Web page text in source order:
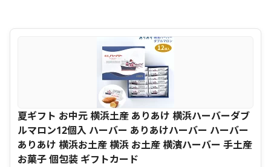
夏ギフト お中元 横浜土産 ありあけ 横浜ハーバーダブ
ルマロン12個入 ハーバー ありあけハーバー ハーバー
ありあけ 横浜お土産 横浜 お土産 横濱ハーバー 手土産
お菓子 個包装 ギフトカード